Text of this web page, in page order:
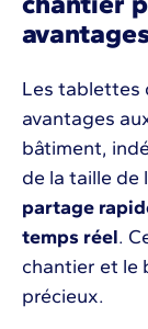
Les tablettes
avantages
bâtiment,
de la taille de
partage
temps réel.
chantier et le
précieux.